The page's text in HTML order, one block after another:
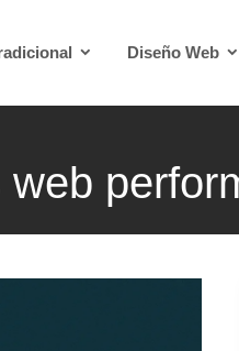
Diseño Web